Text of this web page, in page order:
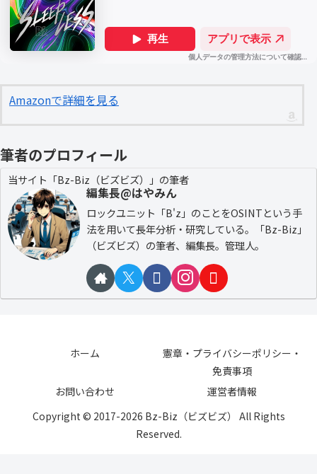
Amazonで詳細を見る
筆者のプロフィール
当サイト「Bz-Biz（ビズビズ）」の筆者
編集長@はやみん
ロックユニット「B'z」のことをOSINTという手
法を用いて長年分析・研究している。「Bz-Biz」
（ビズビズ）の筆者、編集長。管理人。
ホーム
憲章・プライバシーポリシー・
免責事項
お問い合わせ
運営者情報
Copyright © 2017-2026 Bz-Biz（ビズビズ） All Rights
Reserved.